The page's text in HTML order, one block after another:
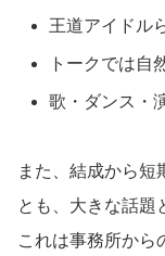
王道アイドル
トークでは自
歌・ダンス・
また、結成から短
とも、大きな話題
これは事務所から